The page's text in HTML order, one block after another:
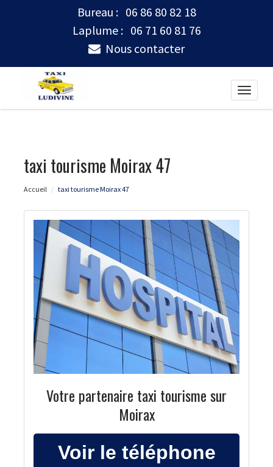
Bureau : 06 86 80 82 18
Laplume : 06 71 60 81 76
Nous contacter
Toggle
taxi tourisme Moirax 47
Accueil taxi tourisme Moirax 47
Votre partenaire taxi tourisme sur
Moirax